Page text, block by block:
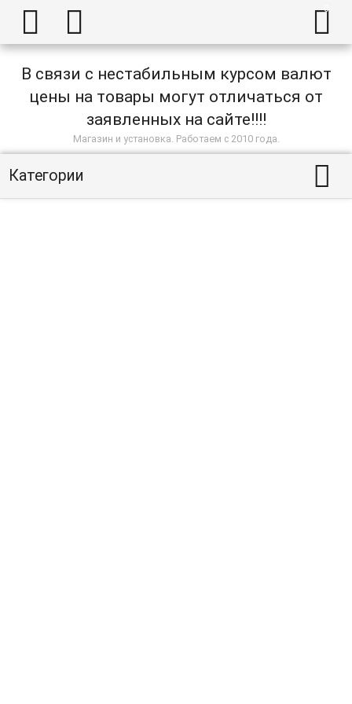
  
В связи с нестабильным курсом валют
цены на товары могут отличаться от
заявленных на сайте!!!!
Магазин и установка. Работаем с 2010 года.
Категории 